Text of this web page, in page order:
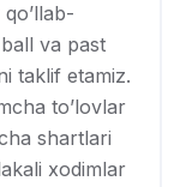
va past
taklif etamiz.
to’lovlar
shartlari
xodimlar